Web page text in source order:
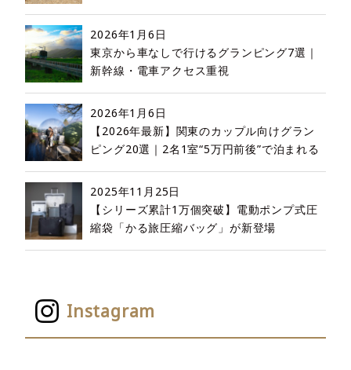
2026年1月6日
東京から車なしで行けるグランピング7選｜
新幹線・電車アクセス重視
2026年1月6日
【2026年最新】関東のカップル向けグラン
ピング20選｜2名1室“5万円前後”で泊まれる
2025年11月25日
【シリーズ累計1万個突破】電動ポンプ式圧
縮袋「かる旅圧縮バッグ」が新登場
Instagram